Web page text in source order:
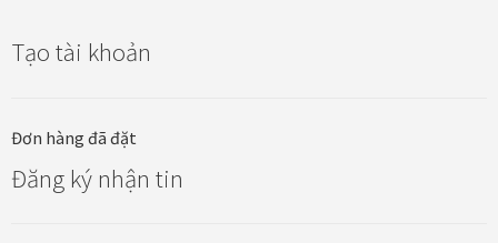
Tranh treo khách sạn
Tranh hoa sen treo phòng thờ
Tạo tài khoản
Đơn hàng đã đặt
Đăng ký nhận tin